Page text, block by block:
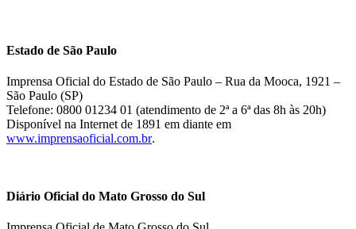
Estado de São Paulo
Imprensa Oficial do Estado de São Paulo – Rua da Mooca, 1921 –
São Paulo (SP)
Telefone: 0800 01234 01 (atendimento de 2ª a 6ª das 8h às 20h)
Disponível na Internet de 1891 em diante em
www.imprensaoficial.com.br.
Diário Oficial do Mato Grosso do Sul